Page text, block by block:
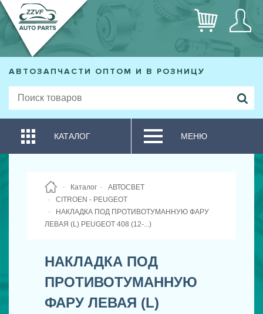
АВТОЗАПЧАСТИ ОПТОМ И В РОЗНИЦУ
КАТАЛОГ МЕНЮ
Каталог
АВТОСВЕТ
CITROEN - PEUGEOT
НАКЛАДКА ПОД ПРОТИВОТУМАННУЮ ФАРУ
ЛЕВАЯ (L) PEUGEOT 408 (12-...)
НАКЛАДКА ПОД
ПРОТИВОТУМАННУЮ
ФАРУ ЛЕВАЯ (L)